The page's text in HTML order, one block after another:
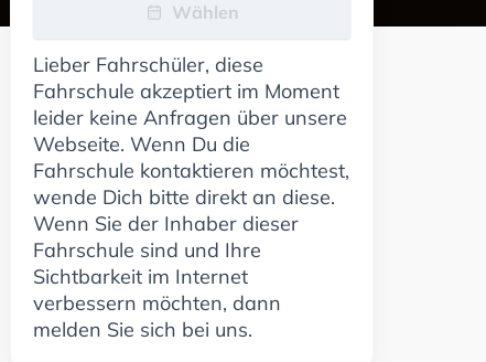
Wählen
Lieber Fahrschüler, diese
Fahrschule akzeptiert im Moment
leider keine Anfragen über unsere
Webseite. Wenn Du die
Fahrschule kontaktieren möchtest,
wende Dich bitte direkt an diese.
Wenn Sie der Inhaber dieser
Fahrschule sind und Ihre
Sichtbarkeit im Internet
verbessern möchten, dann
melden Sie sich bei uns.